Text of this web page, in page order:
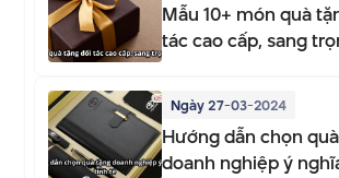
Mẫu 10+ món quà
tác cao cấp, sang
Ngày 27-03-2024
Hướng dẫn chọn
doanh nghiệp ý